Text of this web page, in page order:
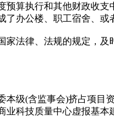
预算执行和其他财政收
了办公楼、职工宿舍、或
家法律、法规的规定，
本级(含监事会)挤占项
科技质量中心虚报基